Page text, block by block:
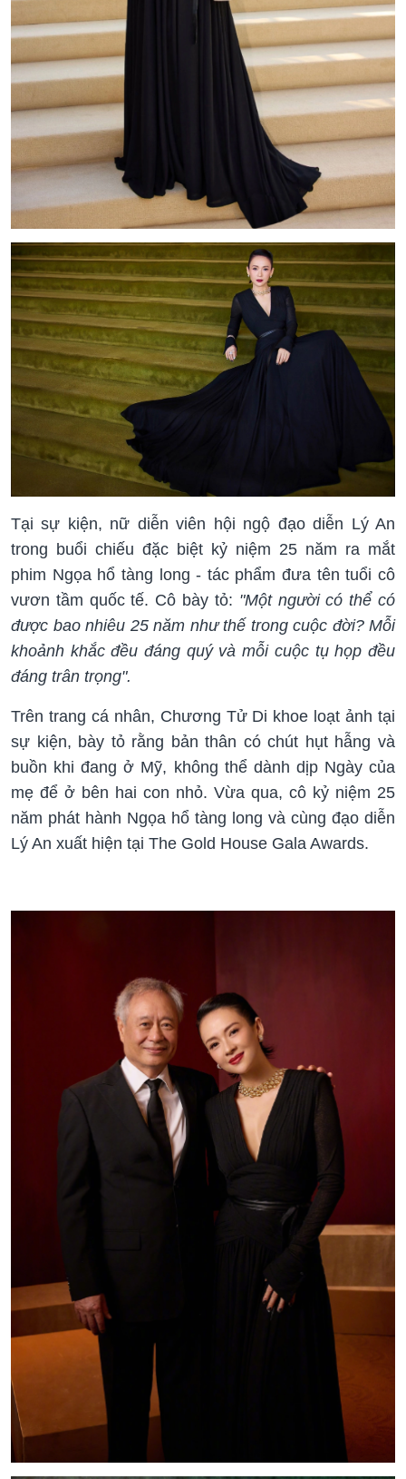
Tại sự kiện, nữ diễn viên hội ngộ đạo diễn Lý An
trong buổi chiếu đặc biệt kỷ niệm 25 năm ra mắt
phim Ngọa hổ tàng long - tác phẩm đưa tên tuổi cô
vươn tầm quốc tế. Cô bày tỏ: "Một người có thể có
được bao nhiêu 25 năm như thế trong cuộc đời? Mỗi
khoảnh khắc đều đáng quý và mỗi cuộc tụ họp đều
đáng trân trọng".
Trên trang cá nhân, Chương Tử Di khoe loạt ảnh tại
sự kiện, bày tỏ rằng bản thân có chút hụt hẫng và
buồn khi đang ở Mỹ, không thể dành dịp Ngày của
mẹ để ở bên hai con nhỏ. Vừa qua, cô kỷ niệm 25
năm phát hành Ngọa hổ tàng long và cùng đạo diễn
Lý An xuất hiện tại The Gold House Gala Awards.